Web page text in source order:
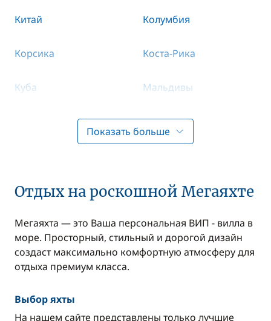
Китай Колумбия
Корсика Коста-Рика
Куба Мальдивы
Мексика
Объединённые
Арабские Эмираты
Оман
Панама Патагония
Португалия
США
Показать больше
Отдых на роскошной Мегаяхте
Мегаяхта — это Ваша персональная ВИП - вилла в
море. Просторный, стильный и дорогой дизайн
создаст максимально комфортную атмосферу для
отдыха премиум класса.
Выбор яхты
На нашем сайте представлены только лучшие